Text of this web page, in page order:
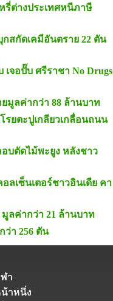
รี่ต่างประเทศหนีภาษี
สกัดเคมีอันตราย 22 ตัน
จอปั๊บ ศรีราชา No Drugs
มูลค่ากว่า 88 ล้านบาท
ยตะปูเกลียวเกลื่อนถนน
บตัดไม้พะยูง หลังชาว
ลเซ็นเตอร์ชาวอินเดีย คา
ลค่ากว่า 21 ล้านบาท
ว่า 256 ตัน
า
าหนึ่ง